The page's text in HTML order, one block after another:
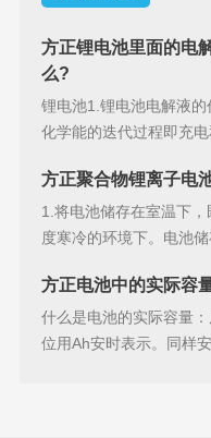
方正锂电池里面的电
么?
锂电池1.锂电池电解液
化学能的迭代过程即充
方正聚合物锂离子电
1.将电池储存在室温下
度寒冷的环境下。电池
方正电池中的实际容
什么是电池的实际容量
位用Ah安时表示。同样